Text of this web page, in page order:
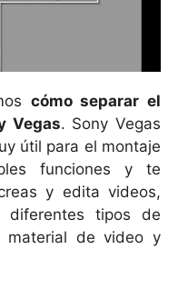
cómo separar el
Vegas. Sony Vegas
útil para el montaje
funciones y te
y edita videos,
diferentes tipos de
material de video y